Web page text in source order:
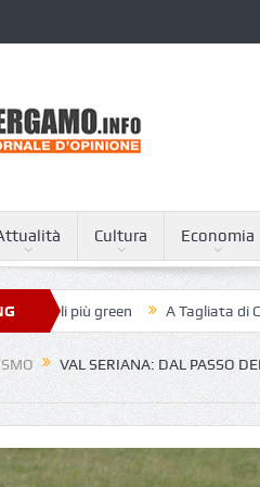
Cultura Economia
green A Tagliata di Costa
VAL SERIANA: DAL PASSO